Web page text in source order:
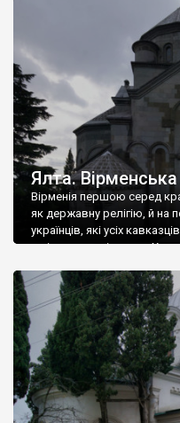
Херсонесі Володимир-
А потім було Хрещення
Ялта.
Вірменія першою серед
як державну релігію, й на
українців, які усіх
є відданими вірянами